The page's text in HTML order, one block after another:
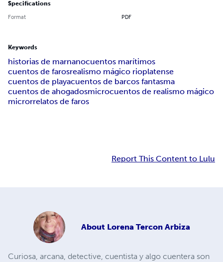
Specifications
Format PDF
Keywords
historias de marnanocuentos marítimos
cuentos de farosrealismo mágico rioplatense
cuentos de playacuentos de barcos fantasma
cuentos de ahogadosmicrocuentos de realismo mágico
microrrelatos de faros
Report This Content to Lulu
About Lorena Tercon Arbiza
Curiosa, arcana, detective, cuentista y algo cuentera son